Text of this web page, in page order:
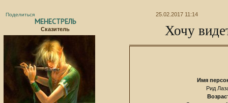
Поделиться 25.02.2017 11:14
МЕНЕСТРЕЛЬ
Сказитель Хочу
Имя
Рид